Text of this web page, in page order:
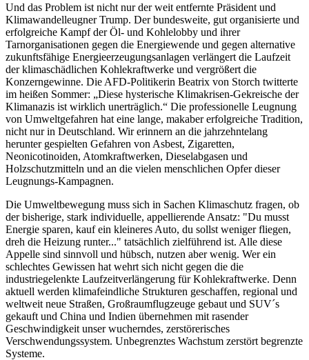
Und das Problem ist nicht nur der weit entfernte Präsident und
Klimawandelleugner Trump. Der bundesweite, gut organisierte und
erfolgreiche Kampf der Öl- und Kohlelobby und ihrer
Tarnorganisationen gegen die Energiewende und gegen alternative
zukunftsfähige Energieerzeugungsanlagen verlängert die Laufzeit
der klimaschädlichen Kohlekraftwerke und vergrößert die
Konzerngewinne. Die AFD-Politikerin Beatrix von Storch twitterte
im heißen Sommer: „Diese hysterische Klimakrisen-Gekreische der
Klimanazis ist wirklich unerträglich.“ Die professionelle Leugnung
von Umweltgefahren hat eine lange, makaber erfolgreiche Tradition,
nicht nur in Deutschland. Wir erinnern an die jahrzehntelang
herunter gespielten Gefahren von Asbest, Zigaretten,
Neonicotinoiden, Atomkraftwerken, Dieselabgasen und
Holzschutzmitteln und an die vielen menschlichen Opfer dieser
Leugnungs-Kampagnen.
Die Umweltbewegung muss sich in Sachen Klimaschutz fragen, ob
der bisherige, stark individuelle, appellierende Ansatz: "Du musst
Energie sparen, kauf ein kleineres Auto, du sollst weniger fliegen,
dreh die Heizung runter..." tatsächlich zielführend ist. Alle diese
Appelle sind sinnvoll und hübsch, nutzen aber wenig. Wer ein
schlechtes Gewissen hat wehrt sich nicht gegen die die
industriegelenkte Laufzeitverlängerung für Kohlekraftwerke. Denn
aktuell werden klimafeindliche Strukturen geschaffen, regional und
weltweit neue Straßen, Großraumflugzeuge gebaut und SUV´s
gekauft und China und Indien übernehmen mit rasender
Geschwindigkeit unser wucherndes, zerstörerisches
Verschwendungssystem. Unbegrenztes Wachstum zerstört begrenzte
Systeme.